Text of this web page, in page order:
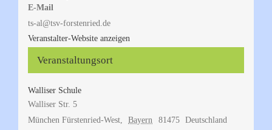
Veranstaltungsort
Walliser Schule
Walliser Str. 5
München Fürstenried-West, Bayern 81475
Deutschland
E-Mail
ts-al@tsv-forstenried.de
Veranstalter-Website anzeigen